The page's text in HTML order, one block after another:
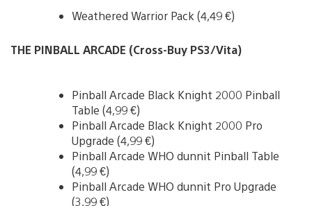
Weathered Warrior Pack (4,49 €)
THE PINBALL ARCADE (Cross-Buy PS3/Vita)
Pinball Arcade Black Knight 2000 Pinball
Table (4,99 €)
Pinball Arcade Black Knight 2000 Pro
Upgrade (4,99 €)
Pinball Arcade WHO dunnit Pinball Table
(4,99 €)
Pinball Arcade WHO dunnit Pro Upgrade
(3,99 €)